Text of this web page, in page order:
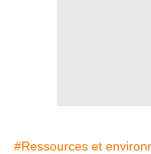
#Ressources et